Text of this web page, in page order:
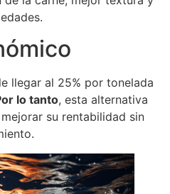
llegar al 25% por tonelada
lo tanto, esta alternativa
su rentabilidad sin